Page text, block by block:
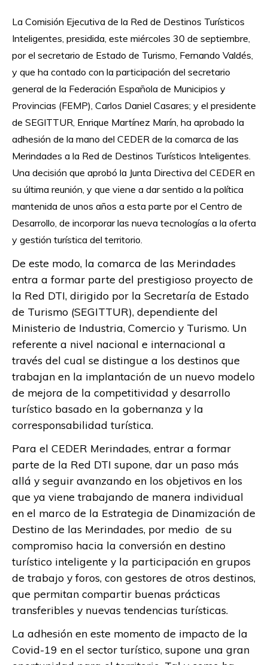
La Comisión Ejecutiva de la Red de Destinos Turísticos
Inteligentes, presidida, este miércoles 30 de septiembre,
por el secretario de Estado de Turismo, Fernando Valdés,
y que ha contado con la participación del secretario
general de la Federación Española de Municipios y
Provincias (FEMP), Carlos Daniel Casares; y el presidente
de SEGITTUR, Enrique Martínez Marín, ha aprobado la
adhesión de la mano del CEDER de la comarca de las
Merindades a la Red de Destinos Turísticos Inteligentes.
Una decisión que aprobó la Junta Directiva del CEDER en
su última reunión, y que viene a dar sentido a la política
mantenida de unos años a esta parte por el Centro de
Desarrollo, de incorporar las nueva tecnologías a la oferta
y gestión turística del territorio.
De este modo, la comarca de las Merindades
entra a formar parte del prestigioso proyecto de
la Red DTI, dirigido por la Secretaría de Estado
de Turismo (SEGITTUR), dependiente del
Ministerio de Industria, Comercio y Turismo. Un
referente a nivel nacional e internacional a
través del cual se distingue a los destinos que
trabajan en la implantación de un nuevo modelo
de mejora de la competitividad y desarrollo
turístico basado en la gobernanza y la
corresponsabilidad turística.
Para el CEDER Merindades, entrar a formar
parte de la Red DTI supone, dar un paso más
allá y seguir avanzando en los objetivos en los
que ya viene trabajando de manera individual
en el marco de la Estrategia de Dinamización de
Destino de las Merindades, por medio de su
compromiso hacia la conversión en destino
turístico inteligente y la participación en grupos
de trabajo y foros, con gestores de otros destinos,
que permitan compartir buenas prácticas
transferibles y nuevas tendencias turísticas.
La adhesión en este momento de impacto de la
Covid-19 en el sector turístico, supone una gran